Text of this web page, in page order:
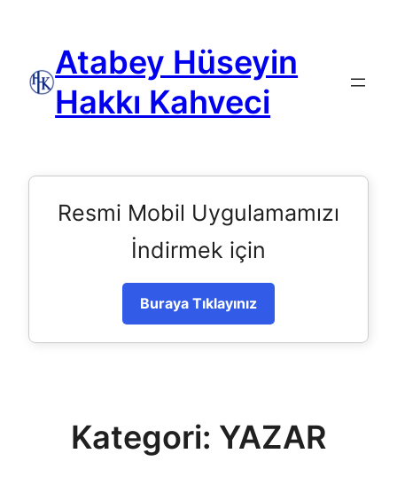
Atabey Hüseyin
Hakkı Kahveci
Resmi Mobil Uygulamamızı
İndirmek için
Buraya Tıklayınız
Kategori: YAZAR